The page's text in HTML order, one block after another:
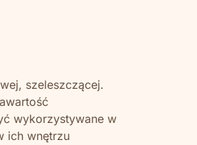
szeleszczącej.
wykorzystywane w
ich wnętrzu